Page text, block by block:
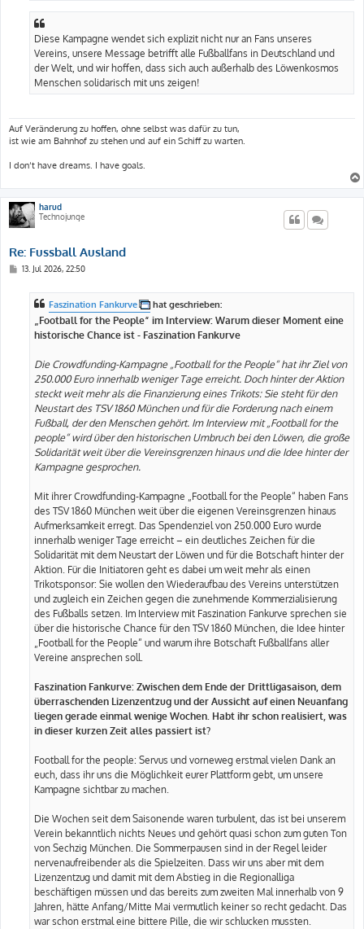
Diese Kampagne wendet sich explizit nicht nur an Fans unseres
Vereins, unsere Message betrifft alle Fußballfans in Deutschland und
der Welt, und wir hoffen, dass sich auch außerhalb des Löwenkosmos
Menschen solidarisch mit uns zeigen!
Auf Veränderung zu hoffen, ohne selbst was dafür zu tun,
ist wie am Bahnhof zu stehen und auf ein Schiff zu warten.
I don‘t have dreams. I have goals.
harud
Technojunge
Re: Fussball Ausland
B13. Jul 2026, 22:50
Faszination Fankurve hat geschrieben:
„Football for the People“ im Interview: Warum dieser Moment eine
historische Chance ist - Faszination Fankurve
Die Crowdfunding-Kampagne „Football for the People“ hat ihr Ziel von
250.000 Euro innerhalb weniger Tage erreicht. Doch hinter der Aktion
steckt weit mehr als die Finanzierung eines Trikots: Sie steht für den
Neustart des TSV 1860 München und für die Forderung nach einem
Fußball, der den Menschen gehört. Im Interview mit „Football for the
people“ wird über den historischen Umbruch bei den Löwen, die große
Solidarität weit über die Vereinsgrenzen hinaus und die Idee hinter der
Kampagne gesprochen.
Mit ihrer Crowdfunding-Kampagne „Football for the People“ haben Fans
des TSV 1860 München weit über die eigenen Vereinsgrenzen hinaus
Aufmerksamkeit erregt. Das Spendenziel von 250.000 Euro wurde
innerhalb weniger Tage erreicht – ein deutliches Zeichen für die
Solidarität mit dem Neustart der Löwen und für die Botschaft hinter der
Aktion. Für die Initiatoren geht es dabei um weit mehr als einen
Trikotsponsor: Sie wollen den Wiederaufbau des Vereins unterstützen
und zugleich ein Zeichen gegen die zunehmende Kommerzialisierung
des Fußballs setzen. Im Interview mit Faszination Fankurve sprechen sie
über die historische Chance für den TSV 1860 München, die Idee hinter
„Football for the People“ und warum ihre Botschaft Fußballfans aller
Vereine ansprechen soll.
Faszination Fankurve: Zwischen dem Ende der Drittligasaison, dem
überraschenden Lizenzentzug und der Aussicht auf einen Neuanfang
liegen gerade einmal wenige Wochen. Habt ihr schon realisiert, was
in dieser kurzen Zeit alles passiert ist?
Football for the people: Servus und vorneweg erstmal vielen Dank an
euch, dass ihr uns die Möglichkeit eurer Plattform gebt, um unsere
Kampagne sichtbar zu machen.
Die Wochen seit dem Saisonende waren turbulent, das ist bei unserem
Verein bekanntlich nichts Neues und gehört quasi schon zum guten Ton
von Sechzig München. Die Sommerpausen sind in der Regel leider
nervenaufreibender als die Spielzeiten. Dass wir uns aber mit dem
Lizenzentzug und damit mit dem Abstieg in die Regionalliga
beschäftigen müssen und das bereits zum zweiten Mal innerhalb von 9
Jahren, hätte Anfang/Mitte Mai vermutlich keiner so recht gedacht. Das
war schon erstmal eine bittere Pille, die wir schlucken mussten.